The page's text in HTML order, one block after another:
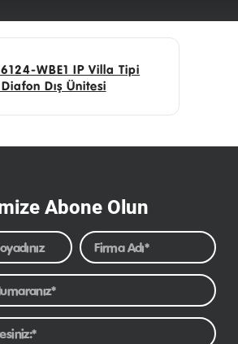
WBE1 IP Villa Tipi
Dış Ünitesi
Abone Olun